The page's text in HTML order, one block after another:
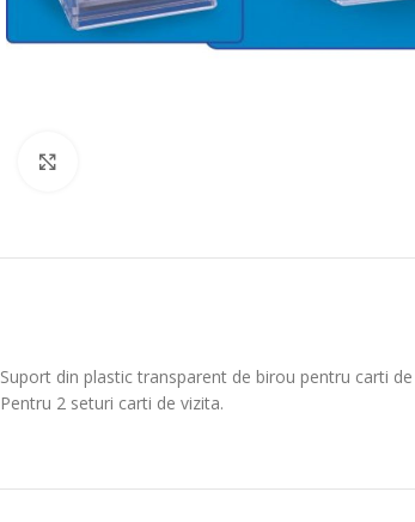
Suport din plastic transparent de birou pentru carti de
Pentru 2 seturi carti de vizita.